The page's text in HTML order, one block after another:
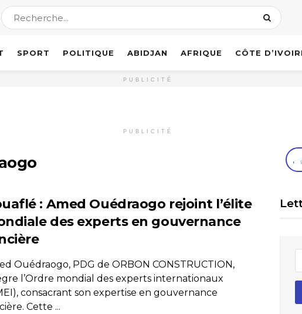
SPORT POLITIQUE ABIDJAN AFRIQUE CÔTE
PUBLICITÉ
PUBLICITÉ
: Amed Ouédraogo rejoint l’élite
des experts en gouvernance
Ouédraogo, PDG de ORBON CONSTRUCTION,
l’Ordre mondial des experts internationaux
consacrant son expertise en gouvernance
Cette ...
,